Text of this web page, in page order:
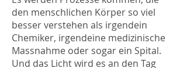
den menschlichen Körper so viel
besser verstehen als irgendein
Chemiker, irgendeine medizinische
Massnahme oder sogar ein Spital.
Und das Licht wird es an den Tag